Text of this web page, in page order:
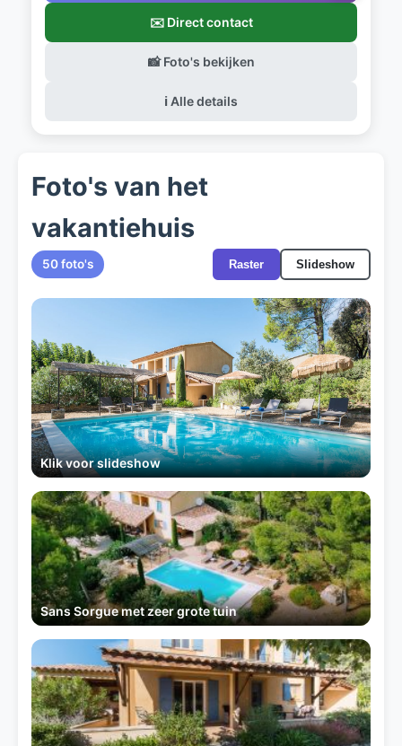
✉️ Direct contact
📸 Foto's bekijken
ℹ️ Alle details
Foto's van het
vakantiehuis
50 foto's Raster Slideshow
Klik voor slideshow
Sans Sorgue met zeer grote tuin